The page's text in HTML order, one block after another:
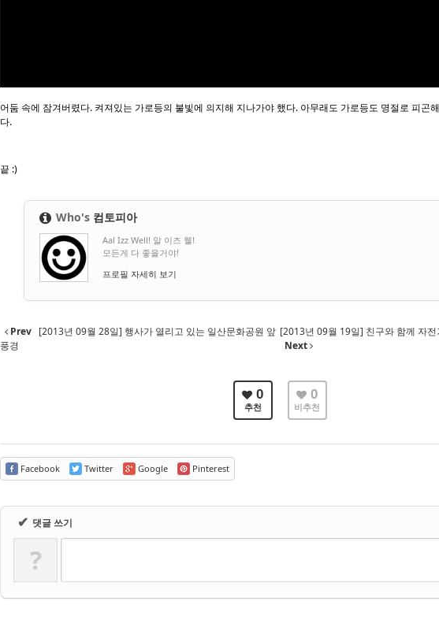
어둠 속에 잠겨버렸다. 켜져있는 가로등의 불빛에 의지해 지나가야 했다. 아무래도 가로등도 명절로 피곤
다.
끝 :)
Who's 컴토피아
Aal Izz Well! 알 이즈 웰!
모든게 다 좋을거야!
프로필 자세히 보기
Prev [2013년 09월 28일] 행사가 열리고 있는 일산문화공원 앞
풍경
[2013년 09월 19일] 친구와 함께 자
Next
0
추천
0
비추천
Facebook Twitter Google Pinterest
✔ 댓글 쓰기
?